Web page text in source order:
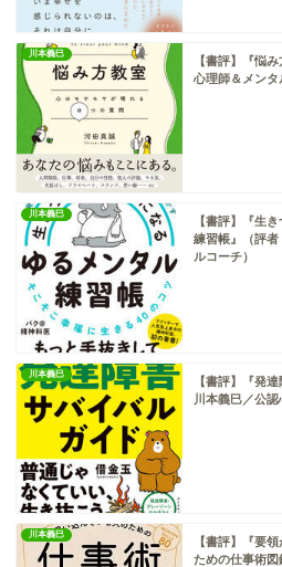
川本義巳
【書評】『悩
心理師＆メンタ
川本義巳
【書評】『生
練習帳』（評者
ルコーチ）
川本義巳
【書評】『発
川本義巳／公認
川本義巳
【書評】『要
ための仕事術